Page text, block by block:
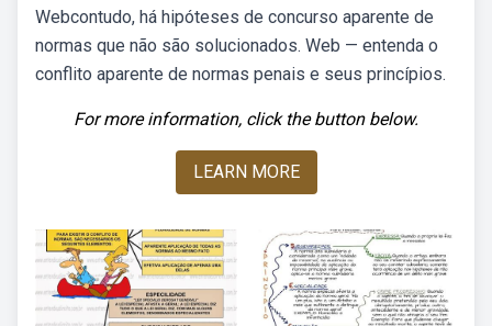
Webcontudo, há hipóteses de concurso aparente de
normas que não são solucionados. Web — entenda o
conflito aparente de normas penais e seus princípios.
For more information, click the button below.
LEARN MORE